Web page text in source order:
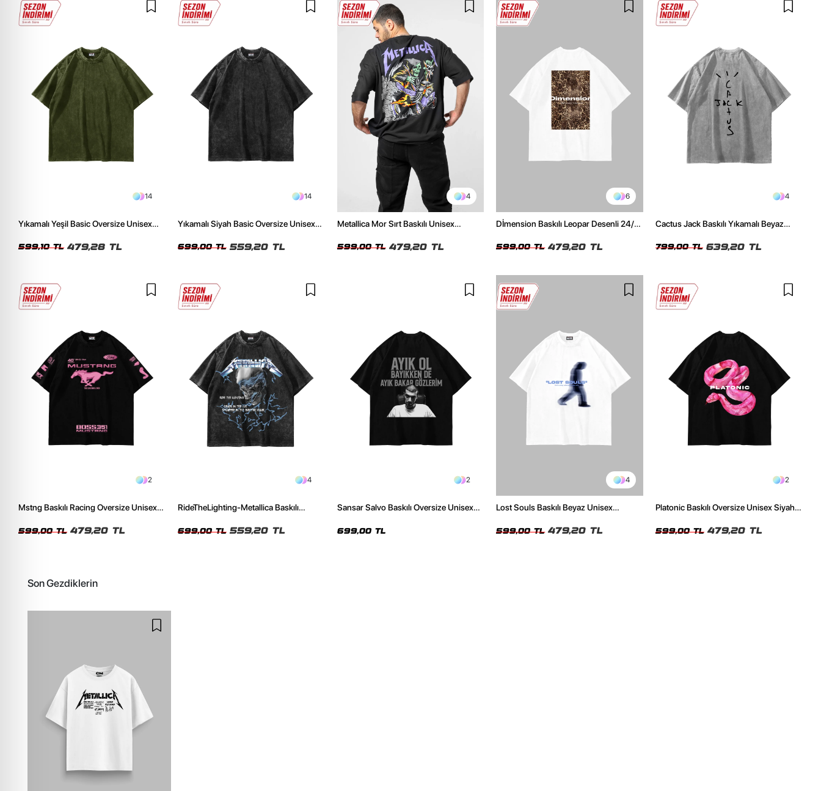
14
Yıkamalı Yeşil Basic Oversize Unisex
599,10 TL 479,28 TL
14
Yıkamalı Siyah Basic Oversize Unisex
699,00 TL 559,20 TL
4
Metallica Mor Sırt Baskılı Unisex
599,00 TL 479,20 TL
6
Dİmension Baskılı Leopar Desenli 24/1
599,00 TL 479,20 TL
4
Cactus Jack Baskılı Yıkamalı Beyaz
799,00 TL 639,20 TL
2
Mstng Baskılı Racing Oversize Unisex
599,00 TL 479,20 TL
4
RideTheLighting-Metallica Baskılı
699,00 TL 559,20 TL
2
Sansar Salvo Baskılı Oversize Unisex
699,00 TL
4
Lost Souls Baskılı Beyaz Unisex
599,00 TL 479,20 TL
2
Platonic Baskılı Oversize Unisex Siyah
599,00 TL 479,20 TL
Son Gezdiklerin